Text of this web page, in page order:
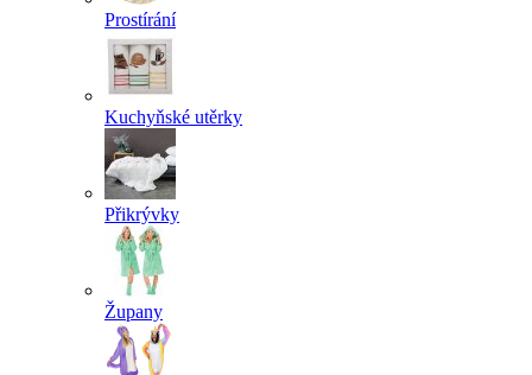
Prostírání
Kuchyňské utěrky
Přikrývky
Župany